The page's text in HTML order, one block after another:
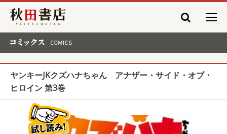
秋田書店
ヤンキーJKクズハナちゃん アナザー・サイド・オブ・
ヒロイン 第3巻